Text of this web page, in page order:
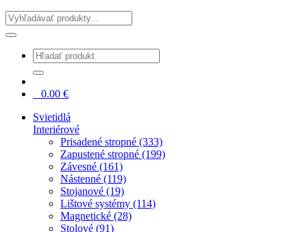
Hladať
0.00 €
Svietidlá
Interiérové
Prisadené stropné (333)
Zapustené stropné (199)
Závesné (161)
Nástenné (119)
Stojanové (19)
Lištové systémy (114)
Magnetické (28)
Stolové (91)